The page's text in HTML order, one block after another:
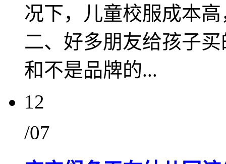
况下，儿童校服成本
二、好多朋友给孩子
和不是品牌的...
12
/07